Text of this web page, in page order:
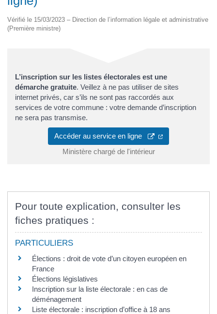
Vérifié le 15/03/2023 – Direction de l’information légale et administrative
(Première ministre)
L’inscription sur les listes électorales est une
démarche gratuite. Veillez à ne pas utiliser de sites
internet privés, car s’ils ne sont pas raccordés aux
services de votre commune : votre demande d’inscription
ne sera pas transmise.
Accéder au service en ligne
(ouverture dans
Ministère chargé de l'intérieur
Pour toute explication, consulter les
fiches pratiques :
PARTICULIERS
Élections : droit de vote d’un citoyen européen en
France
Élections législatives
Inscription sur la liste électorale : en cas de
déménagement
Liste électorale : inscription d’office à 18 ans